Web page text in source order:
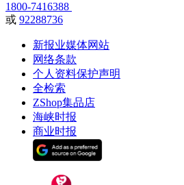
1800-7416388
或 92288736
新报业媒体网站
网络条款
个人资料保护声明
全检索
ZShop集品店
海峡时报
商业时报